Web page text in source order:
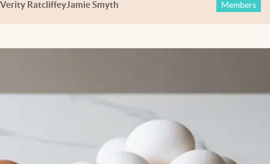
Verity RatcliffeyJamie Smyth Members